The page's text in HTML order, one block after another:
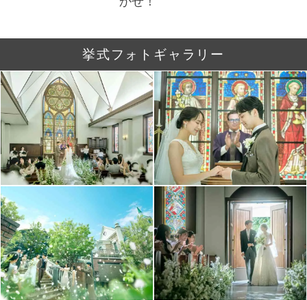
挙式フォトギャラリー